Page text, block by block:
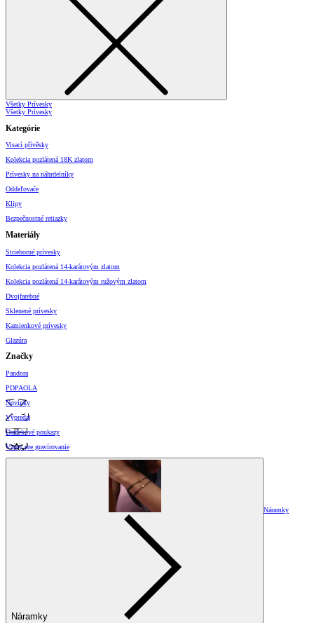
Všetky Prívesky
Všetky Prívesky
Kategórie
Visací přívěsky
Kolekcia pozlátená 18K zlatom
Prívesky na náhrdelníky
Oddeľovače
Klipy
Bezpečnostné retiazky
Materiály
Strieborné prívesky
Kolekcia pozlátená 14-karátovým zlatom
Kolekcia pozlátená 14-karátovým ružovým zlatom
Dvojfarebné
Sklenené prívesky
Kamienkové prívesky
Glazúra
Značky
Pandora
PDPAOLA
Novinky
Výpredaj
Darčekové poukazy
Vzory pre gravírovanie
Náramky
Náramky